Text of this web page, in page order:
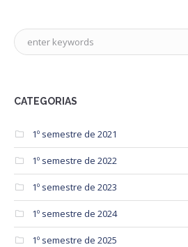
CATEGORIAS
1º semestre de 2021
1º semestre de 2022
1º semestre de 2023
1º semestre de 2024
1º semestre de 2025